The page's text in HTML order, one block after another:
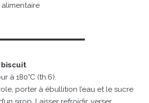
biscuit
à 180°C (th.6).
porter à ébullition l’eau et le sucre